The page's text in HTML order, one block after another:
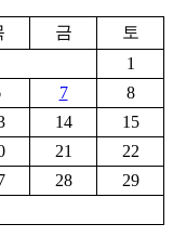
금
토
1
7
8
14
15
21
22
28
29